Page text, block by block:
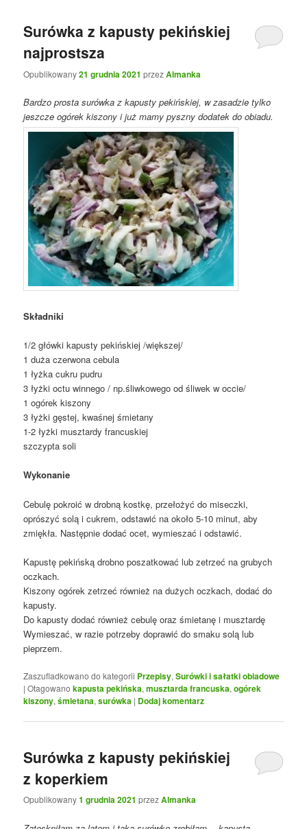
Surówka z kapusty pekińskiej
najprostsza
Opublikowany21 grudnia 2021 przezAlmanka
Bardzo prosta surówka z kapusty pekińskiej, w zasadzie tylko
jeszcze ogórek kiszony i już mamy pyszny dodatek do obiadu.
Składniki
1/2 główki kapusty pekińskiej /większej/
1 duża czerwona cebula
1 łyżka cukru pudru
3 łyżki octu winnego / np.śliwkowego od śliwek w occie/
1 ogórek kiszony
3 łyżki gęstej, kwaśnej śmietany
1-2 łyżki musztardy francuskiej
szczypta soli
Wykonanie
Cebulę pokroić w drobną kostkę, przełożyć do miseczki,
oprószyć solą i cukrem, odstawić na około 5-10 minut, aby
zmiękła. Następnie dodać ocet, wymieszać i odstawić.
Kapustę pekińską drobno poszatkować lub zetrzeć na grubych
oczkach.
Kiszony ogórek zetrzeć również na dużych oczkach, dodać do
kapusty.
Do kapusty dodać również cebulę oraz śmietanę i musztardę
Wymieszać, w razie potrzeby doprawić do smaku solą lub
pieprzem.
Zaszufladkowano do kategorii Przepisy,Surówki i sałatki obiadowe
|Otagowano kapusta pekińska,musztarda francuska,ogórek
kiszony,śmietana,surówka | Dodaj komentarz
Surówka z kapusty pekińskiej
z koperkiem
Opublikowany1 grudnia 2021 przezAlmanka